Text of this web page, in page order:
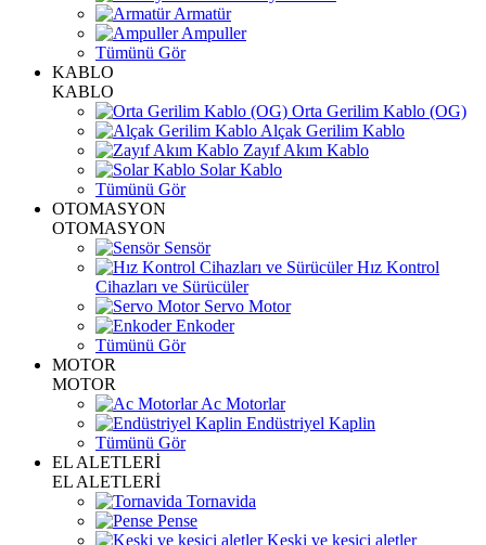
Armatür
Ampuller
Tümünü Gör
KABLO
KABLO
Orta Gerilim Kablo (OG)
Alçak Gerilim Kablo
Zayıf Akım Kablo
Solar Kablo
Tümünü Gör
OTOMASYON
OTOMASYON
Sensör
Hız Kontrol
Cihazları ve Sürücüler
Servo Motor
Enkoder
Tümünü Gör
MOTOR
MOTOR
Ac Motorlar
Endüstriyel Kaplin
Tümünü Gör
EL ALETLERİ
EL ALETLERİ
Tornavida
Pense
Keski ve kesici aletler